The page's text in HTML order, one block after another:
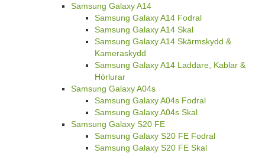
Samsung Galaxy A14
Samsung Galaxy A14 Fodral
Samsung Galaxy A14 Skal
Samsung Galaxy A14 Skärmskydd &
Kameraskydd
Samsung Galaxy A14 Laddare, Kablar &
Hörlurar
Samsung Galaxy A04s
Samsung Galaxy A04s Fodral
Samsung Galaxy A04s Skal
Samsung Galaxy S20 FE
Samsung Galaxy S20 FE Fodral
Samsung Galaxy S20 FE Skal